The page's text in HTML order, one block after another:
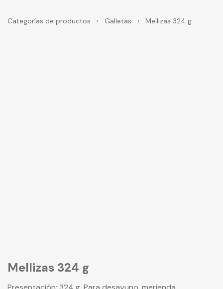
Categorías de productos › Galletas › Mellizas 324 g
Mellizas 324 g